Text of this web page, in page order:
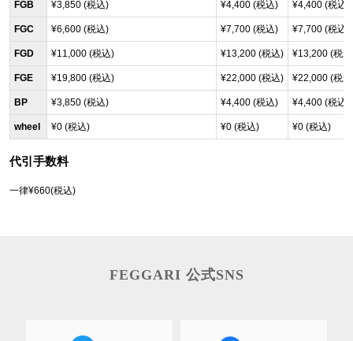
FGB ¥3,850 (税込) ¥4,400 (税込) ¥4,400 (税込)
FGC ¥6,600 (税込) ¥7,700 (税込) ¥7,700 (税込)
FGD ¥11,000 (税込) ¥13,200 (税込) ¥13,200 (税
FGE ¥19,800 (税込) ¥22,000 (税込) ¥22,000 (税
BP ¥3,850 (税込) ¥4,400 (税込) ¥4,400 (税込)
wheel ¥0 (税込) ¥0 (税込) ¥0 (税込)
代引手数料
一律¥660(税込)
FEGGARI 公式SNS